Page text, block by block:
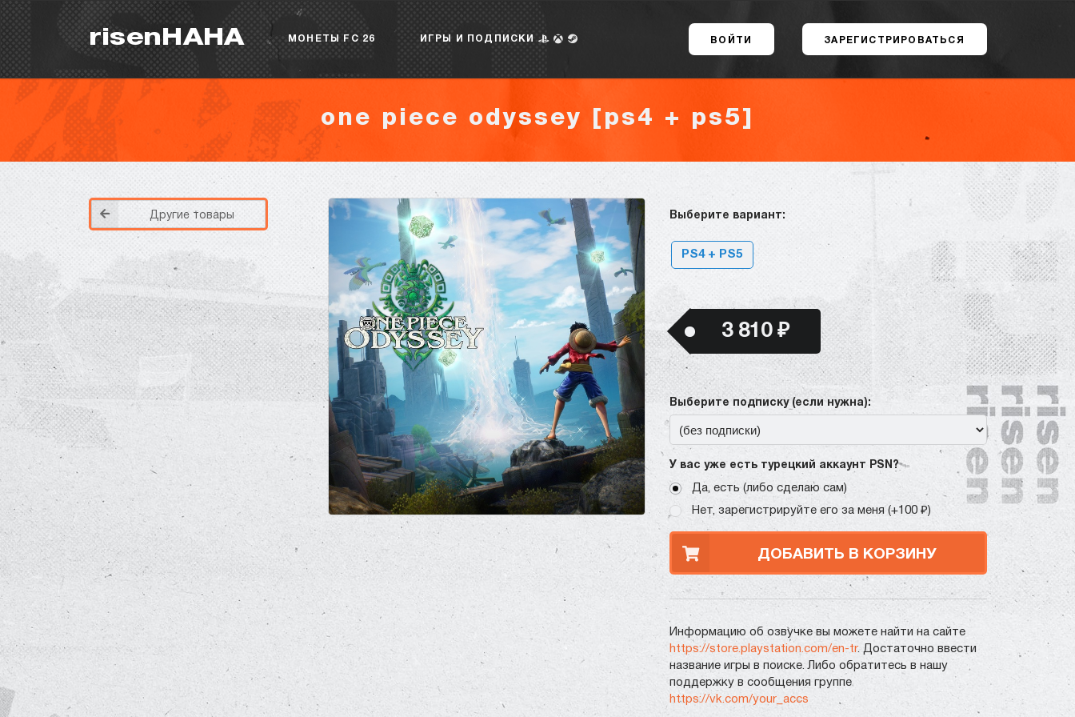
risenHAHA МОНЕТЫ FC 26 ИГРЫ И ПОДПИСКИ ВОЙТИ ЗАРЕГИСТРИРОВАТЬСЯ
one piece odyssey [ps4 + ps5]
Другие товары Выберите вариант:
PS4 + PS5
3 810 ₽
Выберите подписку (если нужна):
У вас уже есть турецкий аккаунт PSN?
Да, есть (либо сделаю сам)
Нет, зарегистрируйте его за меня (+100 ₽)
ДОБАВИТЬ В КОРЗИНУ
Информацию об озвучке вы можете найти на сайте
https://store.playstation.com/en-tr. Достаточно ввести
название игры в поиске. Либо обратитесь в нашу
поддержку в сообщения группе
https://vk.com/your_accs